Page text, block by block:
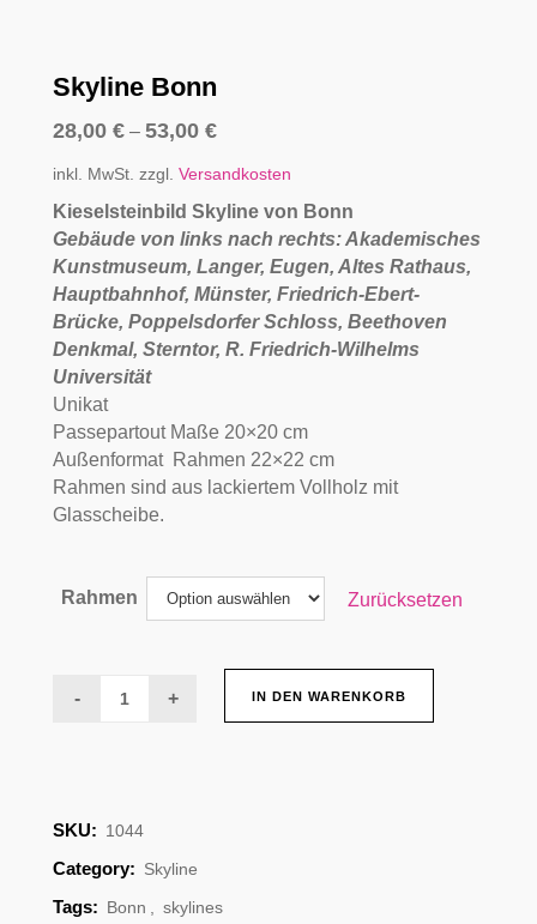
Skyline Bonn
28,00 € – 53,00 €
inkl. MwSt. zzgl. Versandkosten
Kieselsteinbild Skyline von Bonn
Gebäude von links nach rechts: Akademisches
Kunstmuseum, Langer, Eugen, Altes Rathaus,
Hauptbahnhof, Münster, Friedrich-Ebert-
Brücke, Poppelsdorfer Schloss, Beethoven
Denkmal, Sterntor, R. Friedrich-Wilhelms
Universität
Unikat
Passepartout Maße 20×20 cm
Außenformat Rahmen 22×22 cm
Rahmen sind aus lackiertem Vollholz mit
Glasscheibe.
Rahmen Zurücksetzen
Skyline IN DEN WARENKORB
SKU: 1044
Category: Skyline
Tags: Bonn skylines